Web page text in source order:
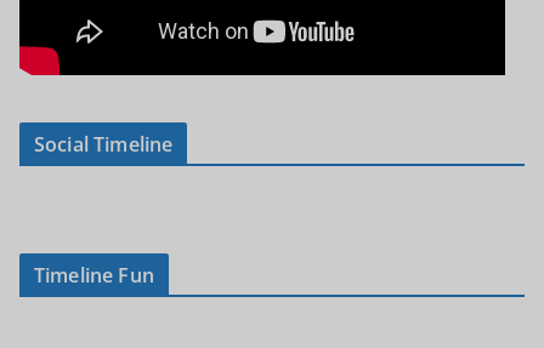
Social Timeline
Timeline Fun